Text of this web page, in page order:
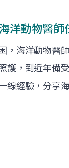
洋動物醫師
，海洋動物醫
護，到近年備
線經驗，分享